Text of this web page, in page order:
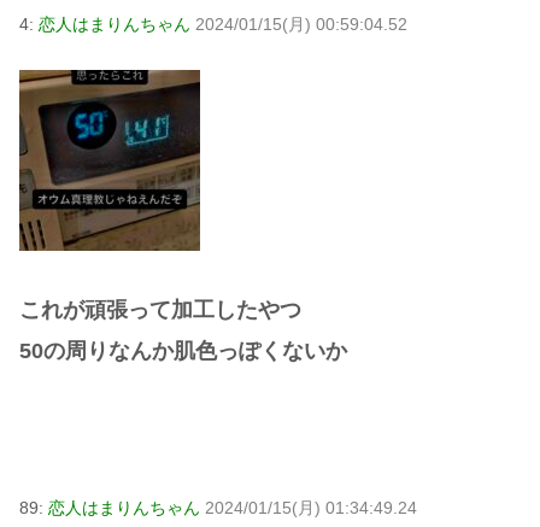
4: 恋人はまりんちゃん 2024/01/15(月) 00:59:04.52
これが頑張って加工したやつ
50の周りなんか肌色っぽくないか
89: 恋人はまりんちゃん 2024/01/15(月) 01:34:49.24